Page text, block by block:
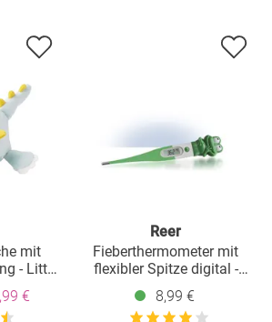
mit
- Little
€
Reer
Fieberthermometer mit
flexibler Spitze digital -
Frosch
8,99 €